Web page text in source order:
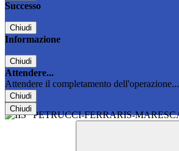
Successo
Chiudi
Informazione
Chiudi
Attendere...
Attendere il completamento dell'operazione...
Chiudi
Chiudi